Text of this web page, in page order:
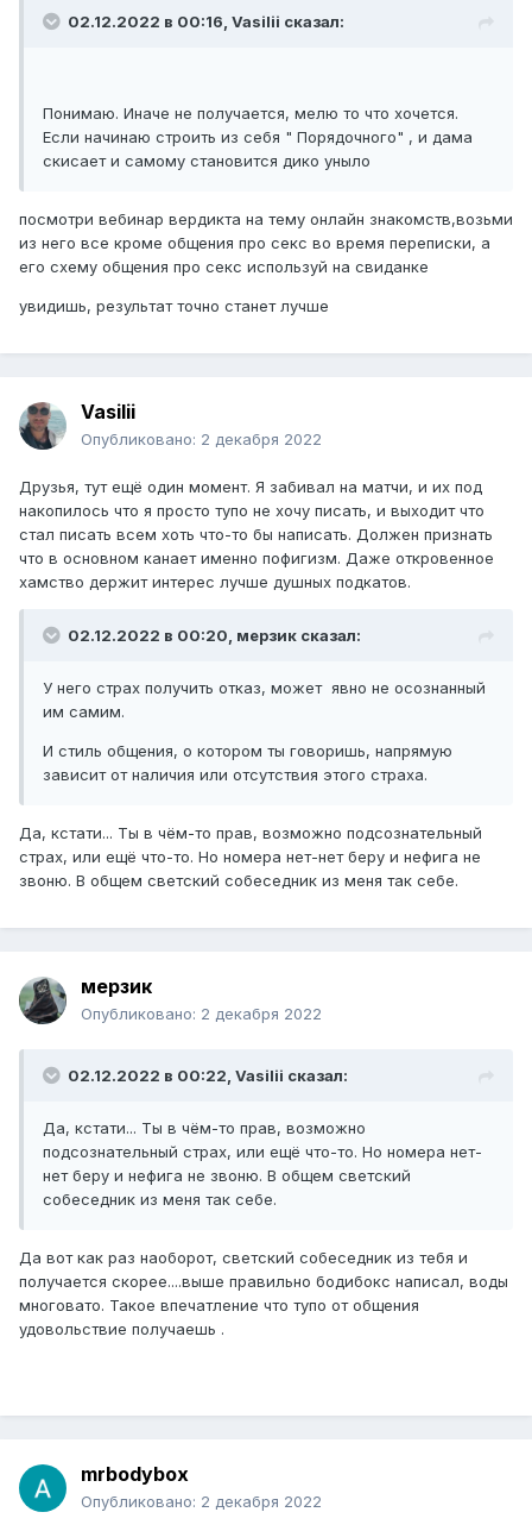
02.12.2022 в 00:16, Vasilii сказал:
Понимаю. Иначе не получается, мелю то что хочется.
Если начинаю строить из себя " Порядочного" , и дама
скисает и самому становится дико уныло
посмотри вебинар вердикта на тему онлайн знакомств,возьми
из него все кроме общения про секс во время переписки, а
его схему общения про секс используй на свиданке
увидишь, результат точно станет лучше
Vasilii
Опубликовано: 2 декабря 2022
Друзья, тут ещё один момент. Я забивал на матчи, и их под
накопилось что я просто тупо не хочу писать, и выходит что
стал писать всем хоть что-то бы написать. Должен признать
что в основном канает именно пофигизм. Даже откровенное
хамство держит интерес лучше душных подкатов.
02.12.2022 в 00:20, мерзик сказал:
У него страх получить отказ, может явно не осознанный
им самим.
И стиль общения, о котором ты говоришь, напрямую
зависит от наличия или отсутствия этого страха.
Да, кстати... Ты в чём-то прав, возможно подсознательный
страх, или ещё что-то. Но номера нет-нет беру и нефига не
звоню. В общем светский собеседник из меня так себе.
мерзик
Опубликовано: 2 декабря 2022
02.12.2022 в 00:22, Vasilii сказал:
Да, кстати... Ты в чём-то прав, возможно
подсознательный страх, или ещё что-то. Но номера нет-
нет беру и нефига не звоню. В общем светский
собеседник из меня так себе.
Да вот как раз наоборот, светский собеседник из тебя и
получается скорее....выше правильно бодибокс написал, воды
многовато. Такое впечатление что тупо от общения
удовольствие получаешь .
mrbodybox
Опубликовано: 2 декабря 2022